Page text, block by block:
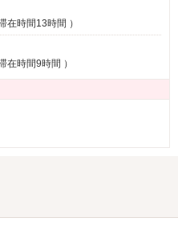
在時間13時間 ）
在時間9時間 ）